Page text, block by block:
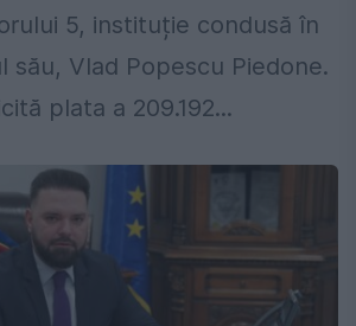
5, instituție condusă în
său, Vlad Popescu Piedone.
plata a 209.192...